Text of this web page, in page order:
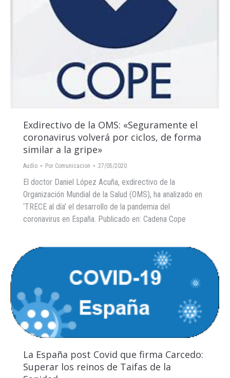
Exdirectivo de la OMS: «Seguramente el
coronavirus volverá por ciclos, de forma
similar a la gripe»
Audio Por Comunicacion 27/05/2020
El doctor Daniel López Acuña, exdirectivo de la
Organización Mundial de la Salud (OMS), ha analizado en
‘TRECE al día’ el desarrollo de la pandemia del
coronavirus en España. Publicado en: Cadena Cope
La España post Covid que firma Carcedo:
Superar los reinos de Taifas de la